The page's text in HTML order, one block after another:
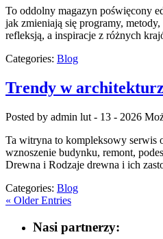
To oddolny magazyn poświęcony
jak zmieniają się programy,
refleksją, a inspiracje z różnych
Categories: Blog
Trendy w
Posted by admin lut - 13 - 2026
Ta witryna to kompleksowy serwis
wznoszenie budynku, remont,
Drewna i Rodzaje drewna i ich
Categories: Blog
« Older Entries
Nasi partnerzy: